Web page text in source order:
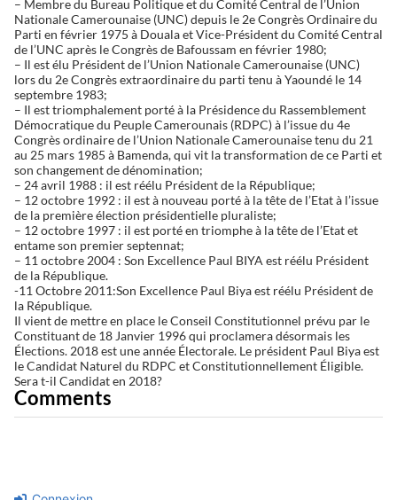
– Membre du Bureau Politique et du Comité Central de l’Union
Nationale Camerounaise (UNC) depuis le 2e Congrès Ordinaire du
Parti en février 1975 à Douala et Vice-Président du Comité Central
de l’UNC après le Congrès de Bafoussam en février 1980;
– Il est élu Président de l’Union Nationale Camerounaise (UNC)
lors du 2e Congrès extraordinaire du parti tenu à Yaoundé le 14
septembre 1983;
– Il est triomphalement porté à la Présidence du Rassemblement
Démocratique du Peuple Camerounais (RDPC) à l’issue du 4e
Congrès ordinaire de l’Union Nationale Camerounaise tenu du 21
au 25 mars 1985 à Bamenda, qui vit la transformation de ce Parti et
son changement de dénomination;
– 24 avril 1988 : il est réélu Président de la République;
– 12 octobre 1992 : il est à nouveau porté à la tête de l’Etat à l’issue
de la première élection présidentielle pluraliste;
– 12 octobre 1997 : il est porté en triomphe à la tête de l’Etat et
entame son premier septennat;
– 11 octobre 2004 : Son Excellence Paul BIYA est réélu Président
de la République.
-11 Octobre 2011:Son Excellence Paul Biya est réélu Président de
la République.
Il vient de mettre en place le Conseil Constitutionnel prévu par le
Constituant de 18 Janvier 1996 qui proclamera désormais les
Élections. 2018 est une année Électorale. Le président Paul Biya est
le Candidat Naturel du RDPC et Constitutionnellement Éligible.
Sera t-il Candidat en 2018?
Comments